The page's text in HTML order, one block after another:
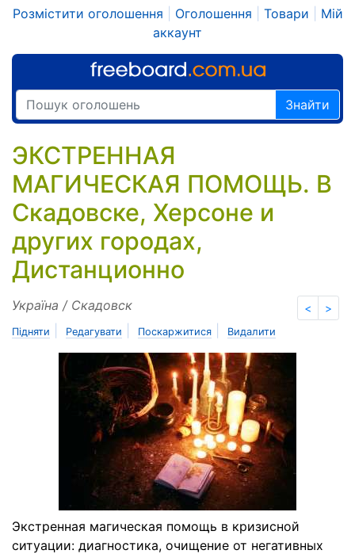
Розмістити оголошення Оголошення Товари
Мій
аккаунт
Знайти
ЭКСТРЕННАЯ
МАГИЧЕСКАЯ ПОМОЩЬ. В
Скадовске, Херсоне и
других городах,
Дистанционно
< >
Україна / Скадовск
Підняти Редагувати Поскаржитися Видалити
Экстренная магическая помощь в кризисной
ситуации: диагностика, очищение от негативных